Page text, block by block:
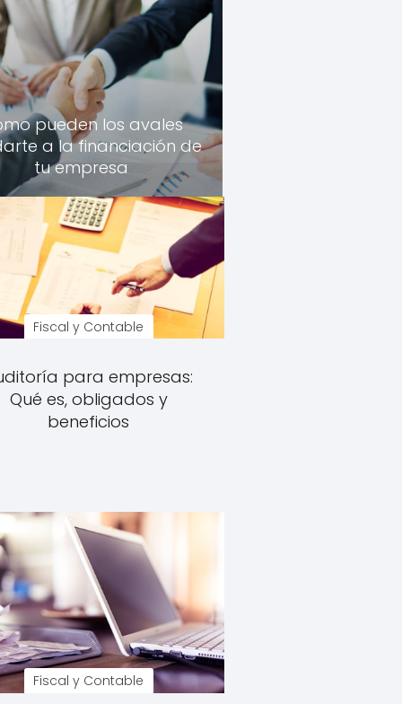
pueden los avales
a la financiación de
tu empresa
Fiscal y Contable
para empresas:
Qué es, obligados y
beneficios
Fiscal y Contable